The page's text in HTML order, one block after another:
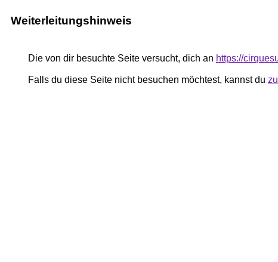
Weiterleitungshinweis
Die von dir besuchte Seite versucht, dich an https://
Falls du diese Seite nicht besuchen möchtest, kannst du